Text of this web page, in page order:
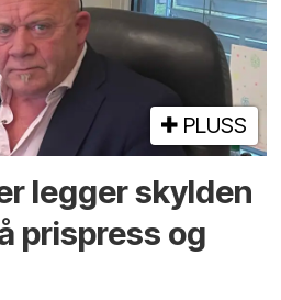
PLUSS
legger skylden
prispress og